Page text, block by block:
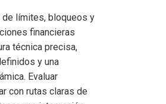
de límites, bloqueos y
financieras
técnica precisa,
y una
Evaluar
con rutas claras de